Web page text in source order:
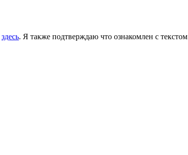
здесь. Я также подтверждаю что ознакомлен с текстом